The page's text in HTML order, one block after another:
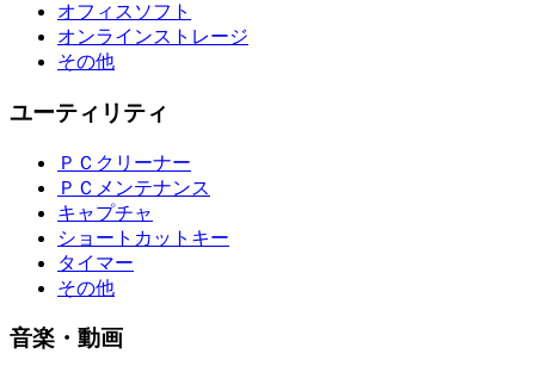
オフィスソフト
オンラインストレージ
その他
ユーティリティ
ＰＣクリーナー
ＰＣメンテナンス
キャプチャ
ショートカットキー
タイマー
その他
音楽・動画